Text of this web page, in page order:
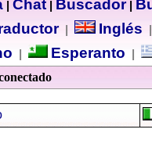
| Chat| Buscador|
| Inglés
Esperanto